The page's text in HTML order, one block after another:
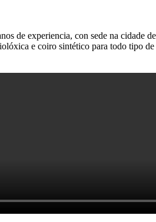
de experiencia, con sede na
e coiro sintético para todo tipo de